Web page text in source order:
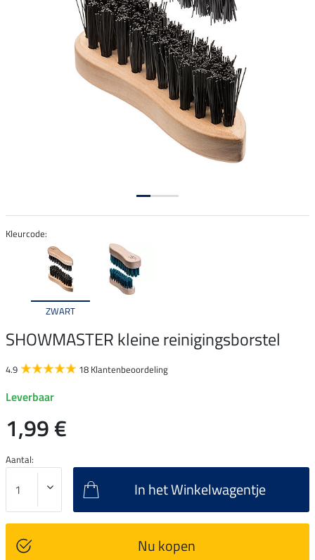
Kleurcode:
ZWART
SHOWMASTER kleine reinigingsborstel
4.9 18 Klantenbeoordeling
Leverbaar
1,99 €
Aantal:
In het Winkelwagentje
Nu kopen